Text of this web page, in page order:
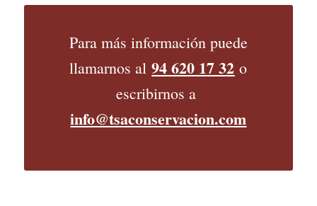
Para más información puede
llamarnos al 94 620 17 32 o
escribirnos a
info@tsaconservacion.com